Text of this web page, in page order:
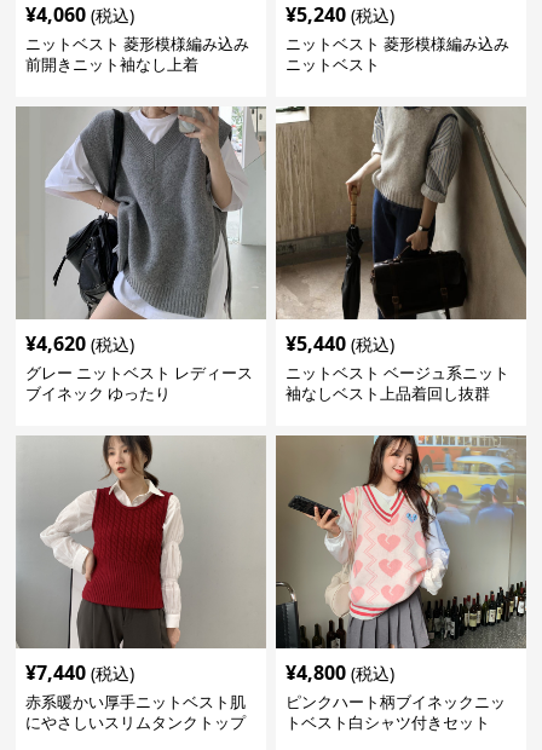
¥4,060 (税込)
ニットベスト 菱形模様編み込み
前開きニット袖なし上着
¥5,240 (税込)
ニットベスト 菱形模様編み込み
ニットベスト
¥4,620 (税込)
グレー ニットベスト レディース
ブイネック ゆったり
¥5,440 (税込)
ニットベスト ベージュ系ニット
袖なしベスト上品着回し抜群
¥7,440 (税込)
赤系暖かい厚手ニットベスト肌
にやさしいスリムタンクトップ
¥4,800 (税込)
ピンクハート柄ブイネックニッ
トベスト白シャツ付きセット